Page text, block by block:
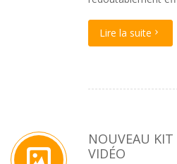
Lire la suite
NOUVEAU KIT
VIDÉO